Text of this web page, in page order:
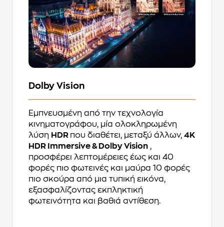
Dolby Vision
Εμπνευσμένη από την τεχνολογία
κινηματογράφου, μία ολοκληρωμένη
λύση HDR που διαθέτει, μεταξύ άλλων, 4K
HDR Immersive & Dolby Vision ,
προσφέρει λεπτομέρειες έως και 40
φορές πιο φωτεινές και μαύρα 10 φορές
πιο σκούρα από μια τυπική εικόνα,
εξασφαλίζοντας εκπληκτική
φωτεινότητα και βαθιά αντίθεση.